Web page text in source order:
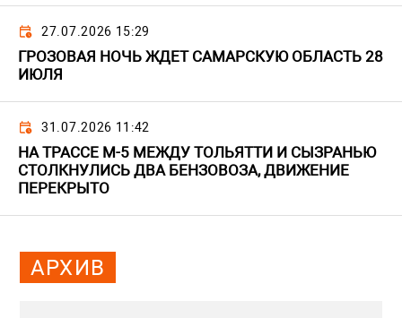
27.07.2026 15:29
ГРОЗОВАЯ НОЧЬ ЖДЕТ САМАРСКУЮ ОБЛАСТЬ 28
ИЮЛЯ
31.07.2026 11:42
НА ТРАССЕ М-5 МЕЖДУ ТОЛЬЯТТИ И СЫЗРАНЬЮ
СТОЛКНУЛИСЬ ДВА БЕНЗОВОЗА, ДВИЖЕНИЕ
ПЕРЕКРЫТО
АРХИВ